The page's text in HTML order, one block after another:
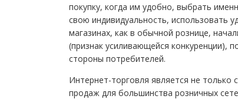
покупку, когда им удобно, выбрать
свою индивидуальность, использовать
магазинах, как в обычной рознице,
(признак усиливающейся конкуренции),
стороны потребителей.
Интернет-торговля является не
продаж для большинства розничных